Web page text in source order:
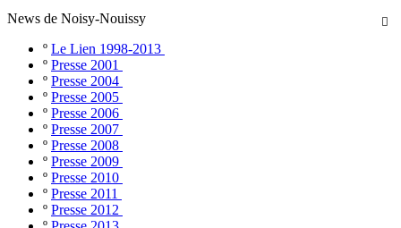

News de Noisy-Nouissy
º Le Lien 1998-2013
º Presse 2001
º Presse 2004
º Presse 2005
º Presse 2006
º Presse 2007
º Presse 2008
º Presse 2009
º Presse 2010
º Presse 2011
º Presse 2012